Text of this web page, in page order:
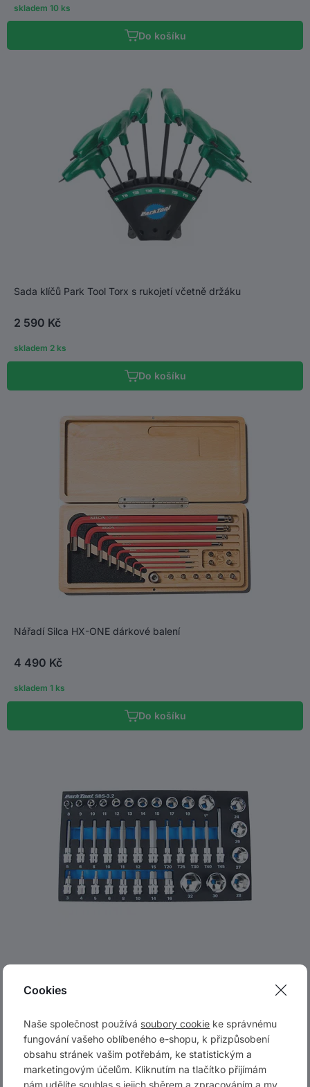
Do košíku
skladem 10 ks
Do košíku
Sada klíčů Park Tool Torx s rukojetí včetně držáku
2 590 Kč
skladem 2 ks
Do košíku
Nářadí Silca HX-ONE dárkové balení
4 490 Kč
skladem 1 ks
Do košíku
skladem 1 ks
Cookies
Naše společnost používá soubory cookie ke správnému
fungování vašeho oblíbeného e-shopu, k přizpůsobení
obsahu stránek vašim potřebám, ke statistickým a
marketingovým účelům. Kliknutím na tlačítko přijímám